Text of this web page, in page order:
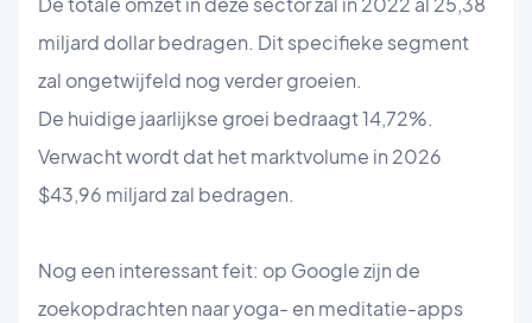
miljard dollar bedragen. Dit specifieke segment
zal ongetwijfeld nog verder groeien.
De huidige jaarlijkse groei bedraagt 14,72%.
Verwacht wordt dat het marktvolume in 2026
$43,96 miljard zal bedragen.
Nog een interessant feit: op Google zijn de
zoekopdrachten naar yoga- en meditatie-apps